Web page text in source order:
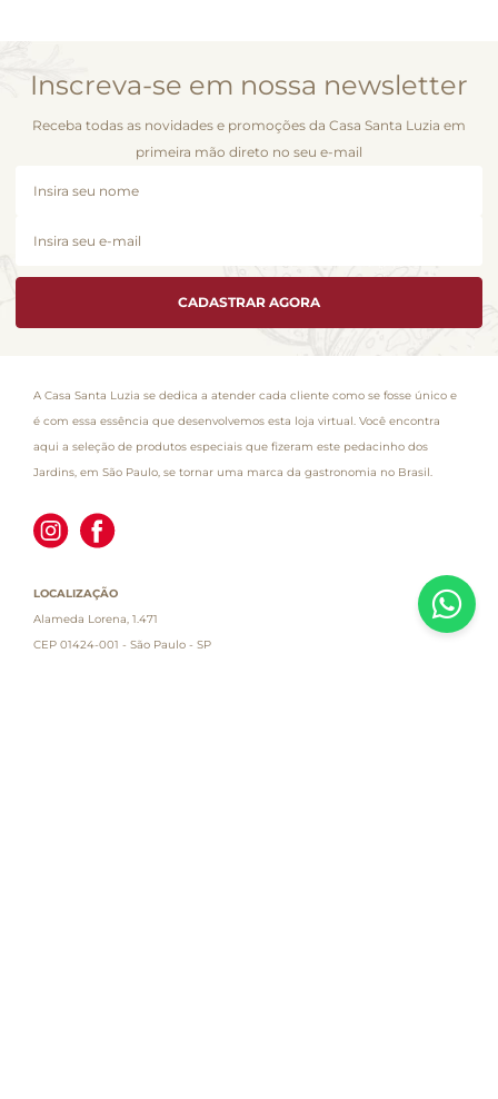
Inscreva-se em nossa newsletter
Receba todas as novidades e promoções da Casa Santa Luzia em
primeira mão direto no seu e-mail
CADASTRAR AGORA
A Casa Santa Luzia se dedica a atender cada cliente como se fosse único e
é com essa essência que desenvolvemos esta loja virtual. Você encontra
aqui a seleção de produtos especiais que fizeram este pedacinho dos
Jardins, em São Paulo, se tornar uma marca da gastronomia no Brasil.
LOCALIZAÇÃO
Alameda Lorena, 1.471
CEP 01424-001 - São Paulo - SP